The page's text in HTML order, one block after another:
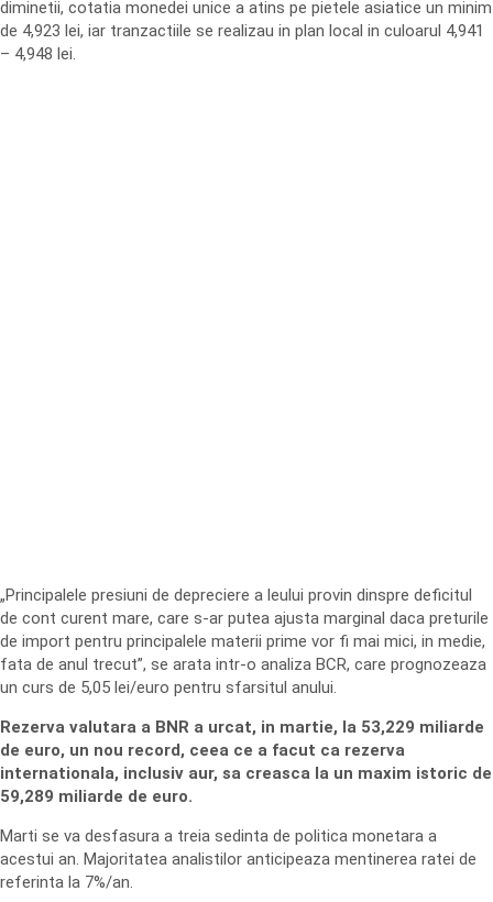
diminetii, cotatia monedei unice a atins pe pietele asiatice un minim
de 4,923 lei, iar tranzactiile se realizau in plan local in culoarul 4,941
– 4,948 lei.
„Principalele presiuni de depreciere a leului provin dinspre deficitul
de cont curent mare, care s-ar putea ajusta marginal daca preturile
de import pentru principalele materii prime vor fi mai mici, in medie,
fata de anul trecut”, se arata intr-o analiza BCR, care prognozeaza
un curs de 5,05 lei/euro pentru sfarsitul anului.
Rezerva valutara a BNR a urcat, in martie, la 53,229 miliarde
de euro, un nou record, ceea ce a facut ca rezerva
internationala, inclusiv aur, sa creasca la un maxim istoric de
59,289 miliarde de euro.
Marti se va desfasura a treia sedinta de politica monetara a
acestui an. Majoritatea analistilor anticipeaza mentinerea ratei de
referinta la 7%/an.